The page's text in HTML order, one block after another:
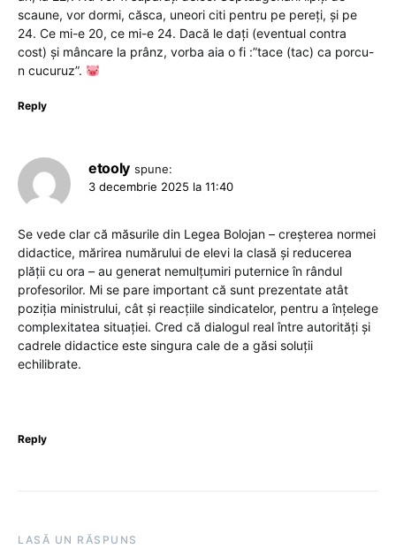
scaune, vor dormi, căsca, uneori citi pentru pe pereți, și pe
24. Ce mi-e 20, ce mi-e 24. Dacă le dați (eventual contra
cost) și mâncare la prânz, vorba aia o fi :”tace (tac) ca porcu-
n cucuruz”.
Reply
etooly spune:
3 decembrie 2025 la 11:40
Se vede clar că măsurile din Legea Bolojan – creșterea normei
didactice, mărirea numărului de elevi la clasă și reducerea
plății cu ora – au generat nemulțumiri puternice în rândul
profesorilor. Mi se pare important că sunt prezentate atât
poziția ministrului, cât și reacțiile sindicatelor, pentru a înțelege
complexitatea situației. Cred că dialogul real între autorități și
cadrele didactice este singura cale de a găsi soluții
echilibrate.
Reply
LASĂ UN RĂSPUNS